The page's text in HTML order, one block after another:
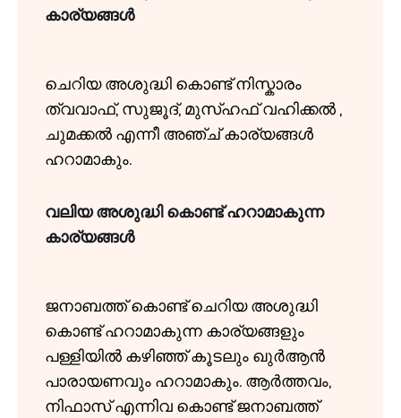
കാര്യങ്ങൾ
ചെറിയ അശുദ്ധി കൊണ്ട് നിസ്കാരം
ത്വവാഫ്, സുജൂദ്, മുസ്ഹഫ് വഹിക്കൽ ,
ചുമക്കൽ എന്നീ അഞ്ച് കാര്യങ്ങൾ
ഹറാമാകും.
വലിയ അശുദ്ധി കൊണ്ട് ഹറാമാകുന്ന
കാര്യങ്ങൾ
ജനാബത്ത് കൊണ്ട് ചെറിയ അശുദ്ധി
കൊണ്ട് ഹറാമാകുന്ന കാര്യങ്ങളും
പള്ളിയിൽ കഴിഞ്ഞ് കൂടലും ഖുർആൻ
പാരായണവും ഹറാമാകും. ആർത്തവം,
നിഫാസ് എന്നിവ കൊണ്ട് ജനാബത്ത്